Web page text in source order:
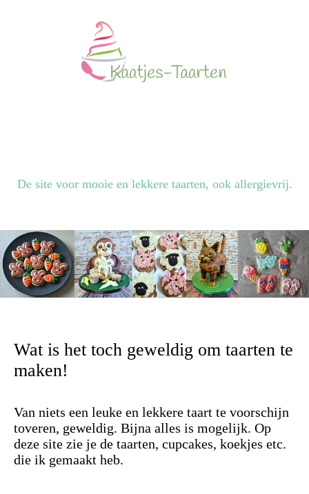
De site voor mooie en lekkere taarten, ook allergievrij.
Wat is het toch geweldig om taarten te
maken!
Van niets een leuke en lekkere taart te voorschijn
toveren, geweldig. Bijna alles is mogelijk. Op
deze site zie je de taarten, cupcakes, koekjes etc.
die ik gemaakt heb.